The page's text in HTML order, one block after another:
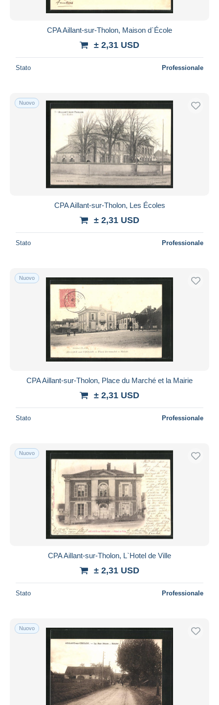
CPA Aillant-sur-Tholon, Maison d`École
± 2,31 USD
Stato Professionale
Nuovo
CPA Aillant-sur-Tholon, Les Écoles
± 2,31 USD
Stato Professionale
Nuovo
CPA Aillant-sur-Tholon, Place du Marché et la Mairie
± 2,31 USD
Stato Professionale
Nuovo
CPA Aillant-sur-Tholon, L`Hotel de Ville
± 2,31 USD
Stato Professionale
Nuovo